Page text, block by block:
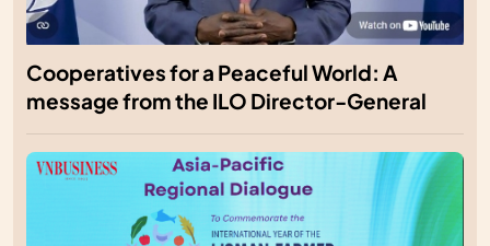
Cooperatives for a Peaceful World: A
message from the ILO Director-General